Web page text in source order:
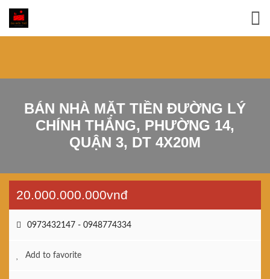
BÁN NHÀ MẶT TIỀN ĐƯỜNG LÝ
CHÍNH THẮNG, PHƯỜNG 14,
QUẬN 3, DT 4X20M
20.000.000.000vnđ
0973432147 - 0948774334
Add to favorite